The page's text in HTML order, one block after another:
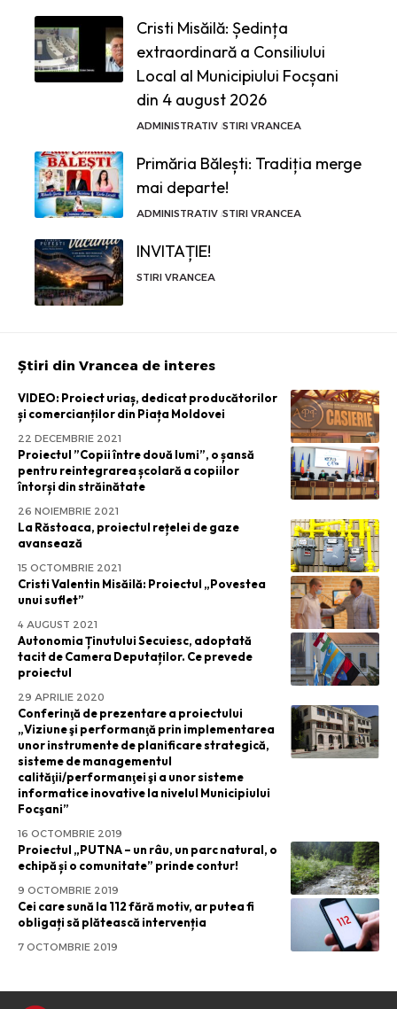
Cristi Misăilă: Ședința
extraordinară a Consiliului
Local al Municipiului Focșani
din 4 august 2026
ADMINISTRATIV STIRI VRANCEA
Primăria Bălești: Tradiția merge
mai departe!
ADMINISTRATIV STIRI VRANCEA
INVITAȚIE!
STIRI VRANCEA
Știri din Vrancea de interes
VIDEO: Proiect uriaș, dedicat producătorilor
și comercianților din Piața Moldovei
22 DECEMBRIE 2021
Proiectul ”Copii între două lumi”, o șansă
pentru reintegrarea școlară a copiilor
întorși din străinătate
26 NOIEMBRIE 2021
La Răstoaca, proiectul rețelei de gaze
avansează
15 OCTOMBRIE 2021
Cristi Valentin Misăilă: Proiectul „Povestea
unui suflet”
4 AUGUST 2021
Autonomia Ținutului Secuiesc, adoptată
tacit de Camera Deputaților. Ce prevede
proiectul
29 APRILIE 2020
Conferinţă de prezentare a proiectului
„Viziune şi performanţă prin implementarea
unor instrumente de planificare strategică,
sisteme de managementul
calităţii/performanţei şi a unor sisteme
informatice inovative la nivelul Municipiului
Focşani”
16 OCTOMBRIE 2019
Proiectul „PUTNA – un râu, un parc natural, o
echipă și o comunitate” prinde contur!
9 OCTOMBRIE 2019
Cei care sună la 112 fără motiv, ar putea fi
obligați să plătească intervenția
7 OCTOMBRIE 2019